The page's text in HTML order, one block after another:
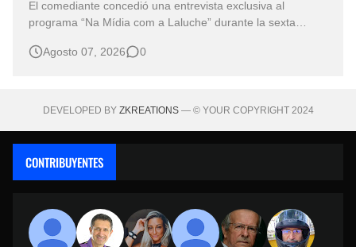
El comediante concedió una entrevista exclusiva al
programa “Na Mídia com a Laluche” durante la sexta
eventos benéficos más importantes de Brasil. En medio del
Agosto 07, 2026 0
DEVELOPED BY ZKREATIONS— © YOUR COPYRIGHT 2024
CONTRIBUYENTES